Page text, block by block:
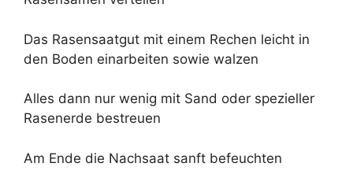
Das Rasensaatgut mit einem Rechen leicht in
den Boden einarbeiten sowie walzen
Alles dann nur wenig mit Sand oder spezieller
Rasenerde bestreuen
Am Ende die Nachsaat sanft befeuchten